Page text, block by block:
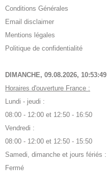
Conditions Générales
Email disclaimer
Mentions légales
Politique de confidentialité
DIMANCHE, 09.08.2026, 10:53:49
Horaires d'ouverture France :
Lundi - jeudi :
08:00 - 12:00 et 12:50 - 16:50
Vendredi :
08:00 - 12:00 et 12:50 - 15:50
Samedi, dimanche et jours fériés :
Fermé